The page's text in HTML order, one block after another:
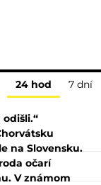
24 hod 7 dní
na Slovensku.
očarí
V známom